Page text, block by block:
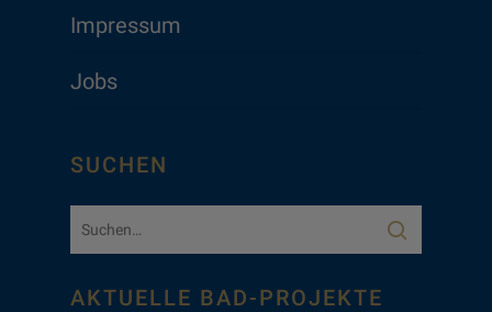
Impressum
Jobs
SUCHEN
AKTUELLE BAD-PROJEKTE